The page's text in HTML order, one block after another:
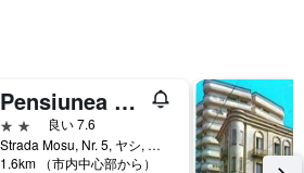
Pensiunea Marcello
2つ星
良い 7.6
Strada Mosu, Nr. 5, ヤシ, ルーマニア
1.6km （市内中心部から）